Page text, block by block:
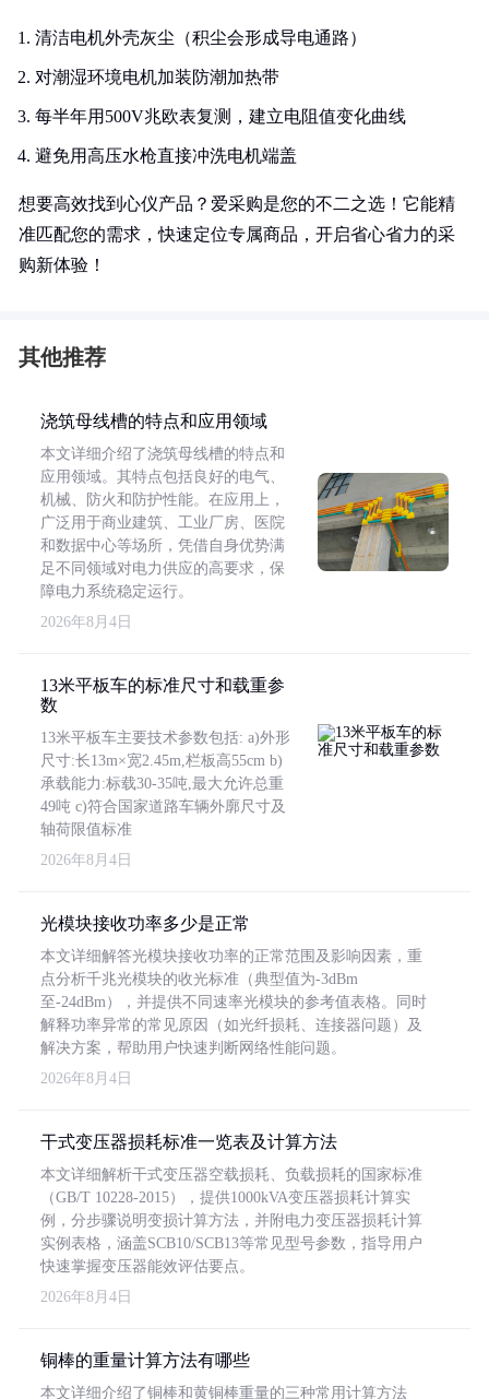
清洁电机外壳灰尘（积尘会形成导电通路）
对潮湿环境电机加装防潮加热带
每半年用500V兆欧表复测，建立电阻值变化曲线
避免用高压水枪直接冲洗电机端盖
想要高效找到心仪产品？爱采购是您的不二之选！它能精
准匹配您的需求，快速定位专属商品，开启省心省力的采
购新体验！
其他推荐
浇筑母线槽的特点和应用领域
本文详细介绍了浇筑母线槽的特点和
应用领域。其特点包括良好的电气、
机械、防火和防护性能。在应用上，
广泛用于商业建筑、工业厂房、医院
和数据中心等场所，凭借自身优势满
足不同领域对电力供应的高要求，保
障电力系统稳定运行。
2026年8月4日
13米平板车的标准尺寸和载重参
数
13米平板车主要技术参数包括: a)外形
尺寸:长13m×宽2.45m,栏板高55cm b)
承载能力:标载30-35吨,最大允许总重
49吨 c)符合国家道路车辆外廓尺寸及
轴荷限值标准
2026年8月4日
光模块接收功率多少是正常
本文详细解答光模块接收功率的正常范围及影响因素，重
点分析千兆光模块的收光标准（典型值为-3dBm
至-24dBm），并提供不同速率光模块的参考值表格。同时
解释功率异常的常见原因（如光纤损耗、连接器问题）及
解决方案，帮助用户快速判断网络性能问题。
2026年8月4日
干式变压器损耗标准一览表及计算方法
本文详细解析干式变压器空载损耗、负载损耗的国家标准
（GB/T 10228-2015），提供1000kVA变压器损耗计算实
例，分步骤说明变损计算方法，并附电力变压器损耗计算
实例表格，涵盖SCB10/SCB13等常见型号参数，指导用户
快速掌握变压器能效评估要点。
2026年8月4日
铜棒的重量计算方法有哪些
本文详细介绍了铜棒和黄铜棒重量的三种常用计算方法